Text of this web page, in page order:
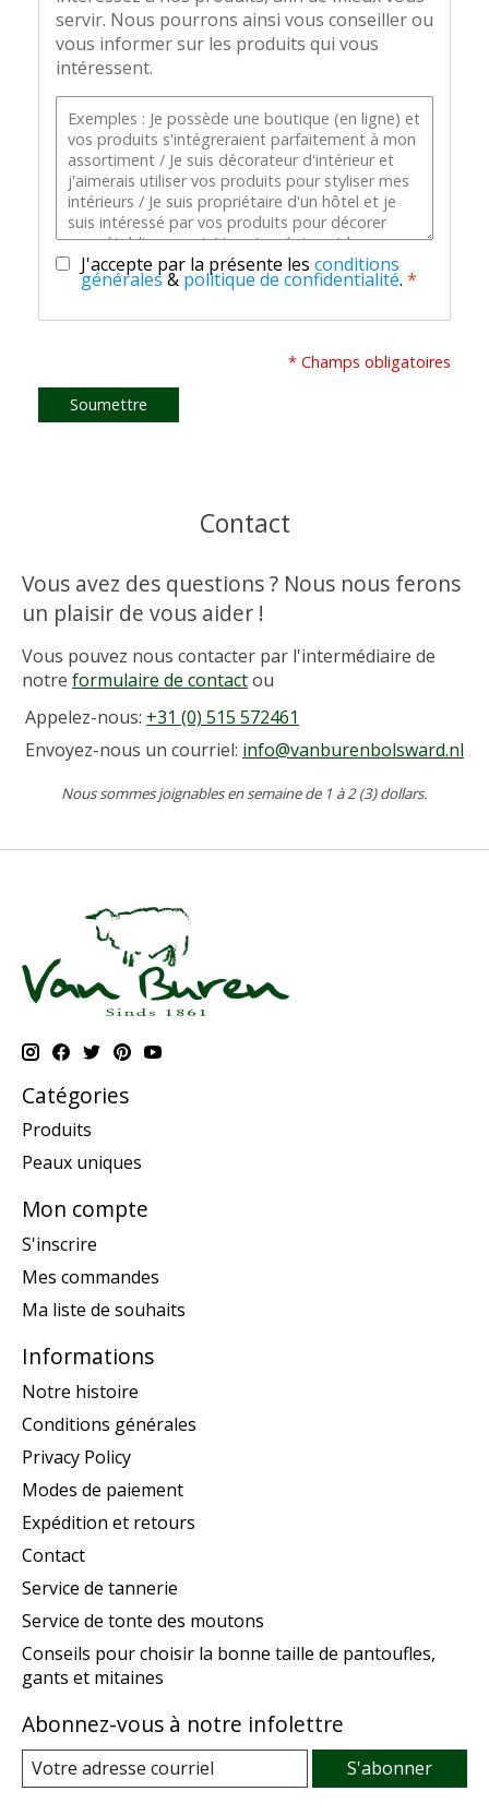
servir. Nous pourrons ainsi vous conseiller ou
vous informer sur les produits qui vous
intéressent.
J'accepte par la présente les conditions
générales & politique de confidentialité. *
* Champs obligatoires
Soumettre
Contact
Vous avez des questions ? Nous nous ferons
un plaisir de vous aider !
Vous pouvez nous contacter par l'intermédiaire de
notre formulaire de contactou
Appelez-nous: +31 (0) 515 572461
Envoyez-nous un courriel: info@vanburenbolsward.nl
Nous sommes joignables en semaine de 1 à 2 (3) dollars.
Catégories
Produits
Peaux uniques
Mon compte
S'inscrire
Mes commandes
Ma liste de souhaits
Informations
Notre histoire
Conditions générales
Privacy Policy
Modes de paiement
Expédition et retours
Contact
Service de tannerie
Service de tonte des moutons
Conseils pour choisir la bonne taille de pantoufles,
gants et mitaines
Abonnez-vous à notre infolettre
S'abonner